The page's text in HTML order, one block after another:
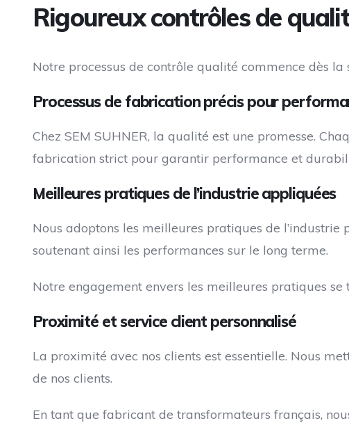
Rigoureux contrôles de
Notre processus de contrôle qualité commence dès
Processus de fabrication précis pour
Chez SEM SUHNER, la qualité est une promesse.
fabrication strict pour garantir performance et
Meilleures pratiques de l’industrie appliquées
Nous adoptons les meilleures pratiques de
soutenant ainsi les performances sur le long terme.
Notre engagement envers les meilleures pratiques
Proximité et service client personnalisé
La proximité avec nos clients est essentielle. Nous
de nos clients.
En tant que fabricant de transformateurs français,